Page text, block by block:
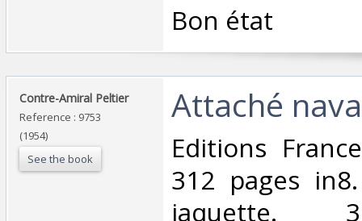
‎Bon état‎
‎Contre-Amiral Peltier‎
Reference : 9753
(1954)
See the book
‎Attaché
‎Editions
312 pages
jaquette.